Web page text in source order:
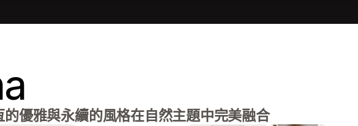
的優雅與永續的風格在自然主題中完美融合